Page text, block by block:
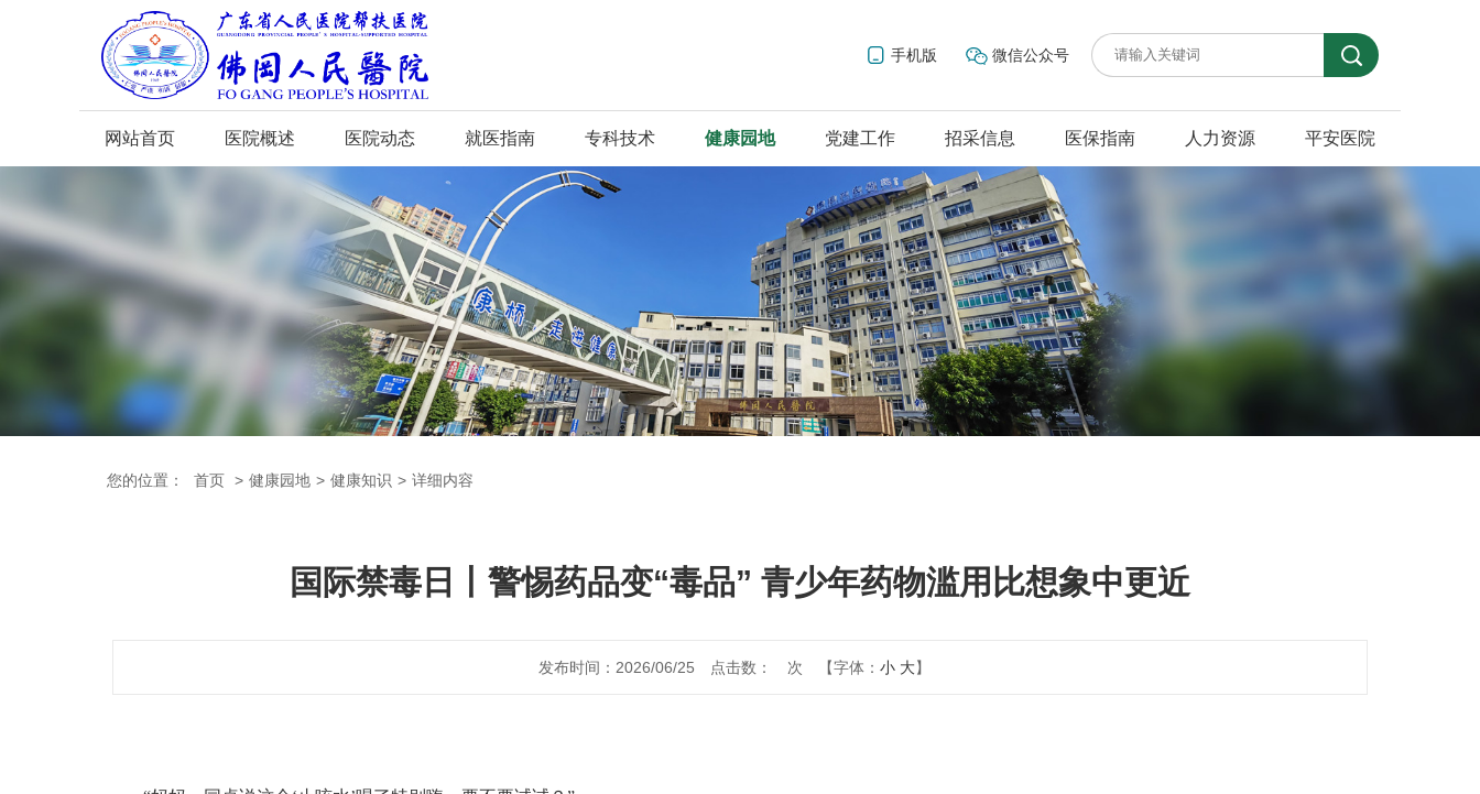
手机版 微信公众号
网站首页 医院概述 医院动态 就医指南 专科技术 健康园地 党建工作 招采信息 医保指南 人力资源 平安医院
您的位置： 首页 > 健康园地 > 健康知识 > 详细内容
国际禁毒日丨警惕药品变“毒品” 青少年药物滥用比想象中更近
发布时间：2026/06/25 点击数： 次 【字体： 小 大】